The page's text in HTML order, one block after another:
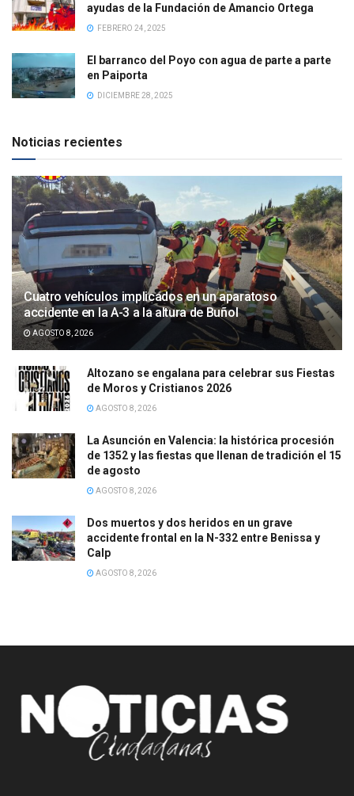
ayudas de la Fundación de Amancio Ortega
FEBRERO 24, 2025
El barranco del Poyo con agua de parte a parte
en Paiporta
DICIEMBRE 28, 2025
Noticias recientes
Cuatro vehículos implicados en un aparatoso
accidente en la A-3 a la altura de Buñol
AGOSTO 8, 2026
Altozano se engalana para celebrar sus Fiestas
de Moros y Cristianos 2026
AGOSTO 8, 2026
La Asunción en Valencia: la histórica procesión
de 1352 y las fiestas que llenan de tradición el 15
de agosto
AGOSTO 8, 2026
Dos muertos y dos heridos en un grave
accidente frontal en la N-332 entre Benissa y
Calp
AGOSTO 8, 2026